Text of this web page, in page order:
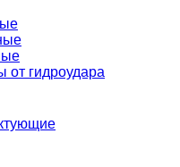
от гидроудара